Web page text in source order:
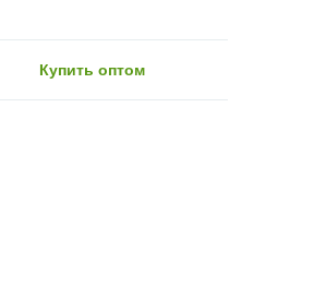
Купить оптом